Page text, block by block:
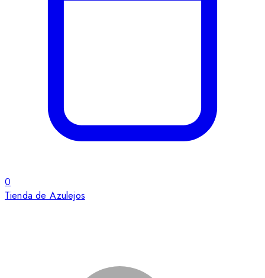
0
Tienda de Azulejos